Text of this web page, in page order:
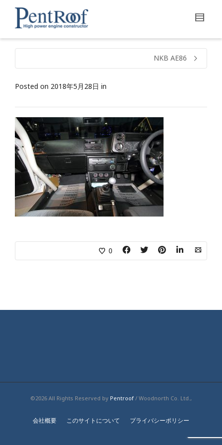
NKB AE86
Posted on 2018年5月28日 in
0
©2026 All Rights Reserved by Pentroof / Woodnorth Co. Ltd.,
会社概要 このサイトについて プライバシーポリシー